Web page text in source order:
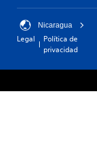
Nicaragua
Legal
Política de
privacidad